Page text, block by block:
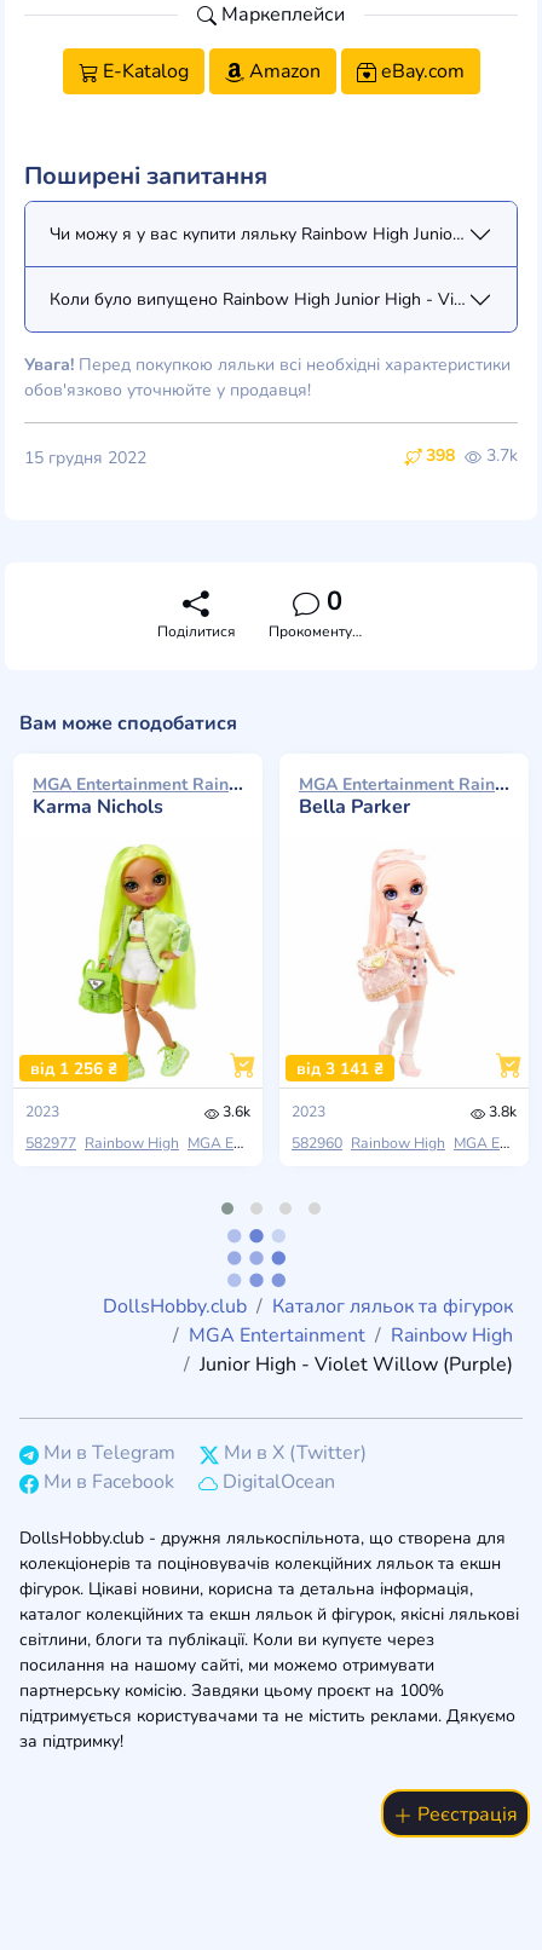
Маркеплейси
E-Katalog Amazon eBay.com
Поширені запитання
Чи можу я у вас купити ляльку Rainbow High Junior High -
Коли було випущено Rainbow High Junior High - Violet
Увага! Перед покупкою ляльки всі необхідні характеристики
обов'язково уточнюйте у продавця!
398 3.7k
15 грудня 2022
Поділитися
0
Прокоментувати
Вам може сподобатися
MGA Entertainment Rainbow High 2023
Karma Nichols
від 1 256 ₴
2023
3.6k
582977 Rainbow High MGA Entertainment Junior High
MGA Entertainment Rainbow High 2023
Bella Parker
від 3 141 ₴
2023
3.8k
582960 Rainbow High MGA Entertainment
DollsHobby.club
Каталог ляльок та фігурок
MGA Entertainment
Rainbow High
Junior High - Violet Willow (Purple)
Ми в Telegram
Ми в X (Twitter)
Ми в Facebook
DigitalOcean
DollsHobby.club - дружня лялькоспільнота, що створена для
колекціонерів та поціновувачів колекційних ляльок та екшн
фігурок. Цікаві новини, корисна та детальна інформація,
каталог колекційних та екшн ляльок й фігурок, якісні лялькові
світлини, блоги та публікації. Коли ви купуєте через
посилання на нашому сайті, ми можемо отримувати
партнерську комісію. Завдяки цьому проєкт на 100%
підтримується користувачами та не містить реклами. Дякуємо
за підтримку!
Реєстрація